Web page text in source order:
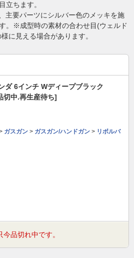
立ちます。
主要パーツにシルバー色のメッキを施
。※成型時の素材の合わせ目(ウェルド
に見える場合があります。
ダ 6インチ Wディープブラック
切中.再生産待ち]
ガスガン > ガスガン/ハンドガン > リボルバ
品切れ中です。